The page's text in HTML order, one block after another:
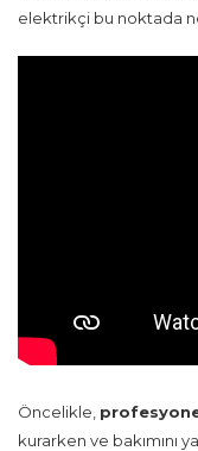
elektrikçi bu noktada
Öncelikle,
kurarken ve bakımını